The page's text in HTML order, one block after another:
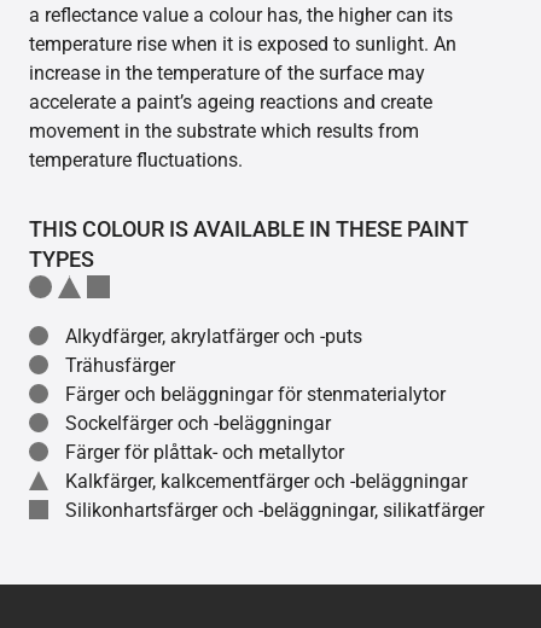
a reflectance value a colour has, the higher can its
temperature rise when it is exposed to sunlight. An
increase in the temperature of the surface may
accelerate a paint’s ageing reactions and create
movement in the substrate which results from
temperature fluctuations.
THIS COLOUR IS AVAILABLE IN THESE PAINT
TYPES
Alkydfärger, akrylatfärger och -puts
Trähusfärger
Färger och beläggningar för stenmaterialytor
Sockelfärger och -beläggningar
Färger för plåttak- och metallytor
Kalkfärger, kalkcementfärger och -beläggningar
Silikonhartsfärger och -beläggningar, silikatfärger